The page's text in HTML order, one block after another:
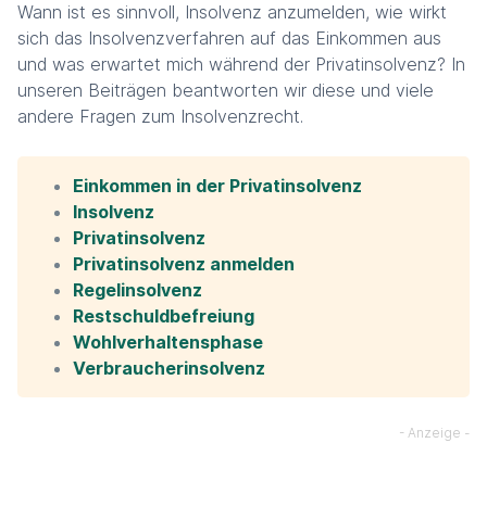
Wann ist es sinnvoll, Insolvenz anzumelden, wie wirkt
sich das Insolvenzverfahren auf das Einkommen aus
und was erwartet mich während der Privatinsolvenz? In
unseren Beiträgen beantworten wir diese und viele
andere Fragen zum Insolvenzrecht.
Einkommen in der Privatinsolvenz
Insolvenz
Privatinsolvenz
Privatinsolvenz anmelden
Regelinsolvenz
Restschuldbefreiung
Wohlverhaltensphase
Verbraucherinsolvenz